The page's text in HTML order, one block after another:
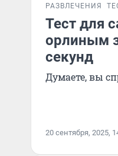
РАЗВЛЕЧЕНИЯ
Тест для
орлиным
секунд
Думаете, вы
20 сентября, 2025,